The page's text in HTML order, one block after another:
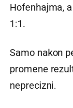
Hofenhajma,
1:1.
Samo nakon
promene
neprecizni.